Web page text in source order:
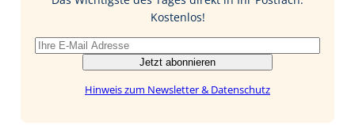
Kostenlos!
Jetzt abonnieren
Hinweis zum Newsletter & Datenschutz